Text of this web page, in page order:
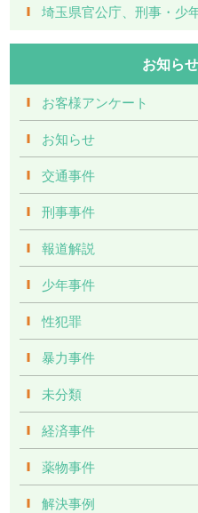
埼玉県官公庁、刑事・少
お知ら
お客様アンケート
お知らせ
交通事件
刑事事件
報道解説
少年事件
性犯罪
暴力事件
未分類
経済事件
薬物事件
解決事例